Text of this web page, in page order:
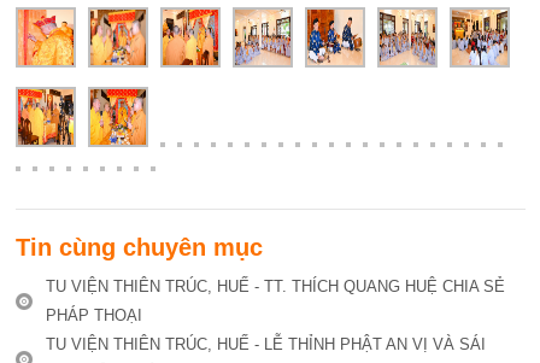
Tin cùng chuyên mục
TU VIỆN THIÊN TRÚC, HUẾ - TT. THÍCH QUANG HUỆ CHIA SẺ
PHÁP THOẠI
TU VIỆN THIÊN TRÚC, HUẾ - LỄ THỈNH PHẬT AN VỊ VÀ SÁI